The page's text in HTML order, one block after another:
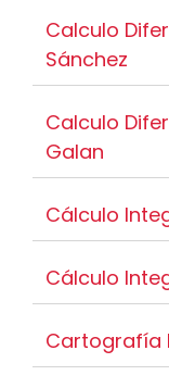
Calculo
Sánchez
Calculo
Galan
Cálculo
Cálculo
Cartografía